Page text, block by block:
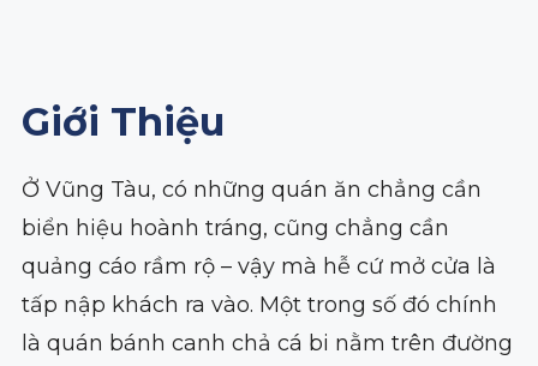
Giới Thiệu
Ở Vũng Tàu, có những quán ăn chẳng cần
biển hiệu hoành tráng, cũng chẳng cần
quảng cáo rầm rộ – vậy mà hễ cứ mở cửa là
tấp nập khách ra vào. Một trong số đó chính
là quán bánh canh chả cá bi nằm trên đường